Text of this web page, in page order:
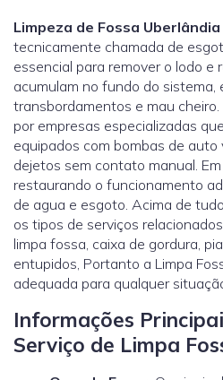
Limpeza de Fossa Uberlândia
tecnicamente chamada de
essencial para remover o lodo e
acumulam no fundo do sistema,
transbordamentos e mau
por empresas especializadas
equipados com bombas de auto
dejetos sem contato manual.
restaurando o funcionamento
de agua e esgoto. Acima de
os tipos de serviços
limpa fossa, caixa de gordura,
entupidos, Portanto a Limpa
adequada para qualquer
Informações
Serviço de Limpa